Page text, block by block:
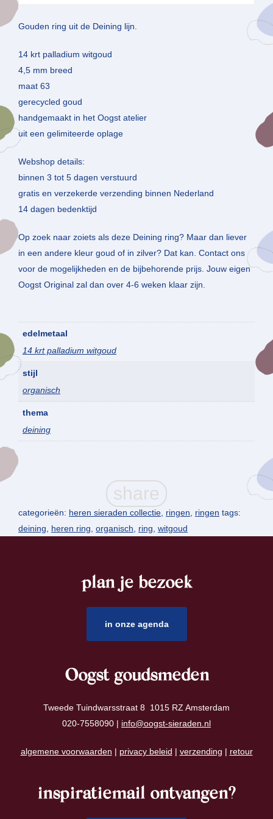
Gouden ring uit de Deining lijn.
14 krt palladium witgoud
4,5 mm breed
maat 63
gerecycled goud
handgemaakt in het Oogst atelier
uit een gelimiteerde oplage
Webshop details:
binnen 3 tot 5 dagen verstuurd
gratis en verzekerde verzending binnen Nederland
14 dagen bedenktijd
Op zoek naar zoiets als deze Deining ring? Maar dan liever
in een andere kleur goud of in zilver? Dat kan. Contact ons
voor de mogelijkheden en de bijbehorende prijs. Jouw eigen
Oogst Original zal dan over 4-6 weken klaar zijn.
edelmetaal
14 krt palladium witgoud
stijl
organisch
thema
deining
categorieën: heren sieraden collectie ringen ringen tags:
deining
heren ring organisch ring witgoud
plan je bezoek
in onze agenda
Oogst goudsmeden
Tweede Tuindwarsstraat 8 1015 RZ Amsterdam
020-7558090 | info@oogst-sieraden.nl
algemene voorwaarden | privacy beleid | verzending | retour
inspiratiemail ontvangen?